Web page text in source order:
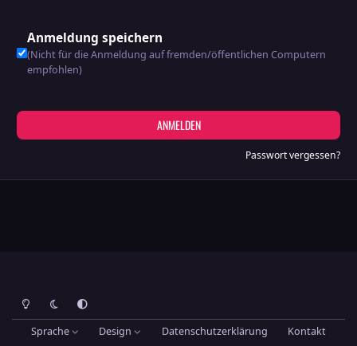
Anmeldung speichern
(Nicht für die Anmeldung auf fremden/öffentlichen Computern
empfohlen)
ANMELDEN
Passwort vergessen?
Heller ModusDunkler ModusSystemeinstellung
Sprache Design Datenschutzerklärung Kontakt